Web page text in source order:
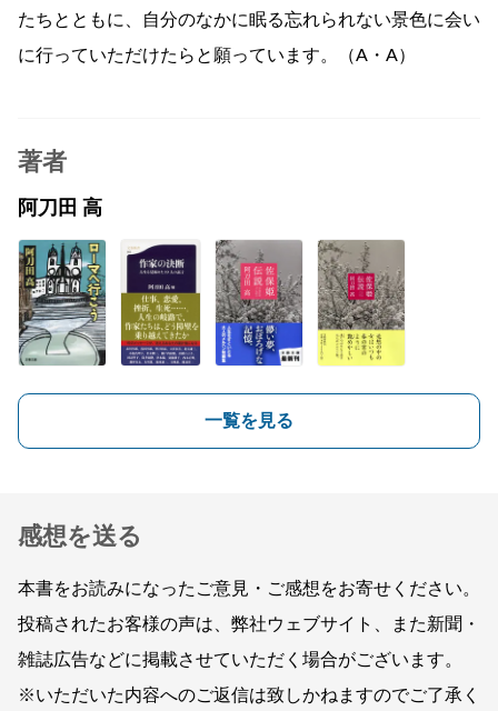
たちとともに、自分のなかに眠る忘れられない景色に会い
に行っていただけたらと願っています。（A・A）
著者
阿刀田 高
一覧を見る
感想を送る
本書をお読みになったご意見・ご感想をお寄せください。
投稿されたお客様の声は、弊社ウェブサイト、また新聞・
雑誌広告などに掲載させていただく場合がございます。
※いただいた内容へのご返信は致しかねますのでご了承く